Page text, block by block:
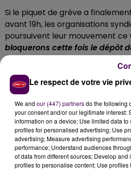
Si le piquet de grève a
avant 19h, les organisations
poursuivent leur mouvement ce
bloquerons cette fois le dépôt
5h30"
Ouvrière. Cela signifie que le
fois d’être très perturbé voire
à l’arrêt.
DES NÉGOCIATIONS AU POINT
Concernant l'avancement des
pas eu pour l’heure de nouvelle
direction. Si plusieurs
comme l’arrêt de la
Le respect de votre vie
We and our (447) partnersdo the following
your consent and/or our legitimate interest:
information on a device; Use limited data
profiles for personalised advertising; Use
advertising; Measure advertising
performance; Understand audiences
of data from different sources; Develop
profiles to personalise content; Use profiles